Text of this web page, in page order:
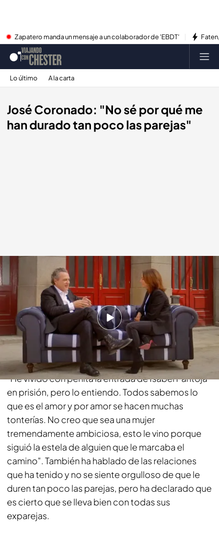
Zapatero manda un mensaje a un colaborador de 'EBDT'
Lo último A la carta
José Coronado: "No sé por qué me
han durado tan poco las parejas"
cuatro.com
12 ABR 2015 - 23:17h.
Compartir
Durante su entrevista, Coronado también ha
comentado la situación actual de Isabel Pantoja:
"He vivido con penita la entrada de Isabel Pantoja
en prisión, pero lo entiendo. Todos sabemos lo
que es el amor y por amor se hacen muchas
tonterías. No creo que sea una mujer
tremendamente ambiciosa, esto le vino porque
siguió la estela de alguien que le marcaba el
camino". También ha hablado de las relaciones
que ha tenido y no se siente orgulloso de que le
duren tan poco las parejas, pero ha declarado que
es cierto que se lleva bien con todas sus
exparejas.